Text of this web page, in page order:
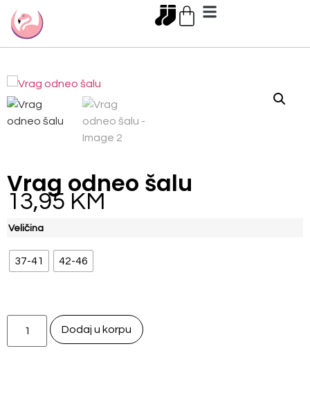
Vrag odneo šalu
13,95 KM
Veličina
37-41 42-46
Dodaj u korpu